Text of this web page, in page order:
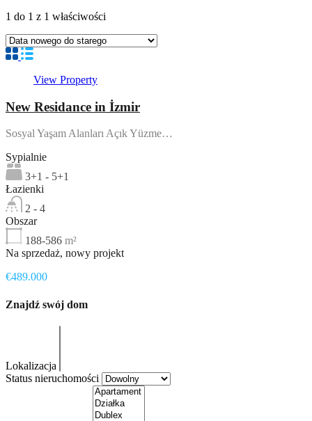
1 do 1 z 1 właściwości
View Property
New Residance in İzmir
Sosyal Yaşam Alanları Açık Yüzme…
Sypialnie
3+1 - 5+1
Łazienki
2 - 4
Obszar
188-586 m²
Na sprzedaż, nowy projekt
€489.000
Znajdź swój dom
Lokalizacja
Status nieruchomości